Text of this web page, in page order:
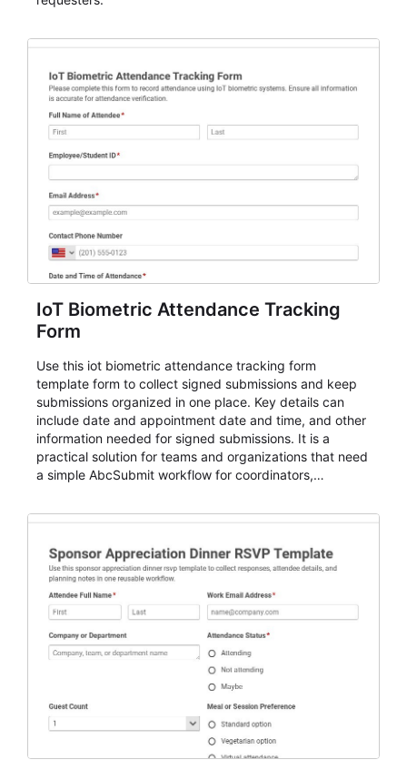
IoT Biometric Attendance Tracking
Form
Use this iot biometric attendance tracking form
template form to collect signed submissions and keep
submissions organized in one place. Key details can
include date and appointment date and time, and other
information needed for signed submissions. It is a
practical solution for teams and organizations that need
a simple AbcSubmit workflow for coordinators,